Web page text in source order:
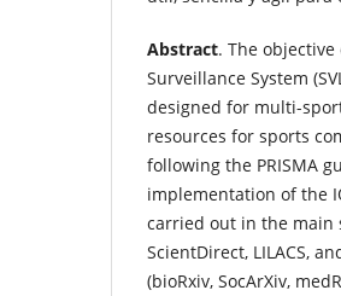
Abstract. The
Surveillance System
designed for multi-
resources for sports
following the PRISMA
implementation of the
carried out in the main
ScientDirect, LILACS,
(bioRxiv, SocArXiv,